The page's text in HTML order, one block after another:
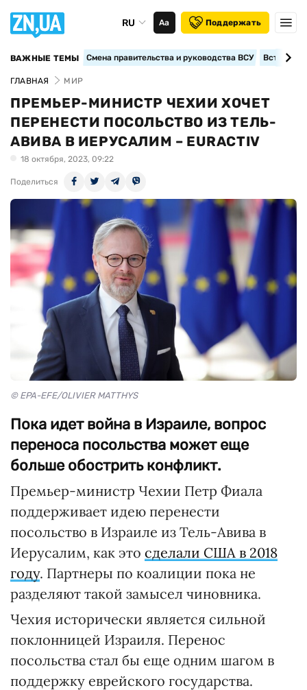
RU Аа Поддержать
ВАЖНЫЕ ТЕМЫ Смена правительства и руководства ВСУ
ГЛАВНАЯ МИР
ПРЕМЬЕР-МИНИСТР ЧЕХИИ ХОЧЕТ
ПЕРЕНЕСТИ ПОСОЛЬСТВО ИЗ ТЕЛЬ-
АВИВА В ИЕРУСАЛИМ – EURACTIV
18 октября, 2023, 09:22
Поделиться
© EPA-EFE/OLIVIER MATTHYS
Пока идет война в Израиле, вопрос
переноса посольства может еще
больше обострить конфликт.
Премьер-министр Чехии Петр Фиала
поддерживает идею перенести
посольство в Израиле из Тель-Авива в
Иерусалим, как это сделали США в 2018
году. Партнеры по коалиции пока не
разделяют такой замысел чиновника.
Чехия исторически является сильной
поклонницей Израиля. Перенос
посольства стал бы еще одним шагом в
поддержку еврейского государства.